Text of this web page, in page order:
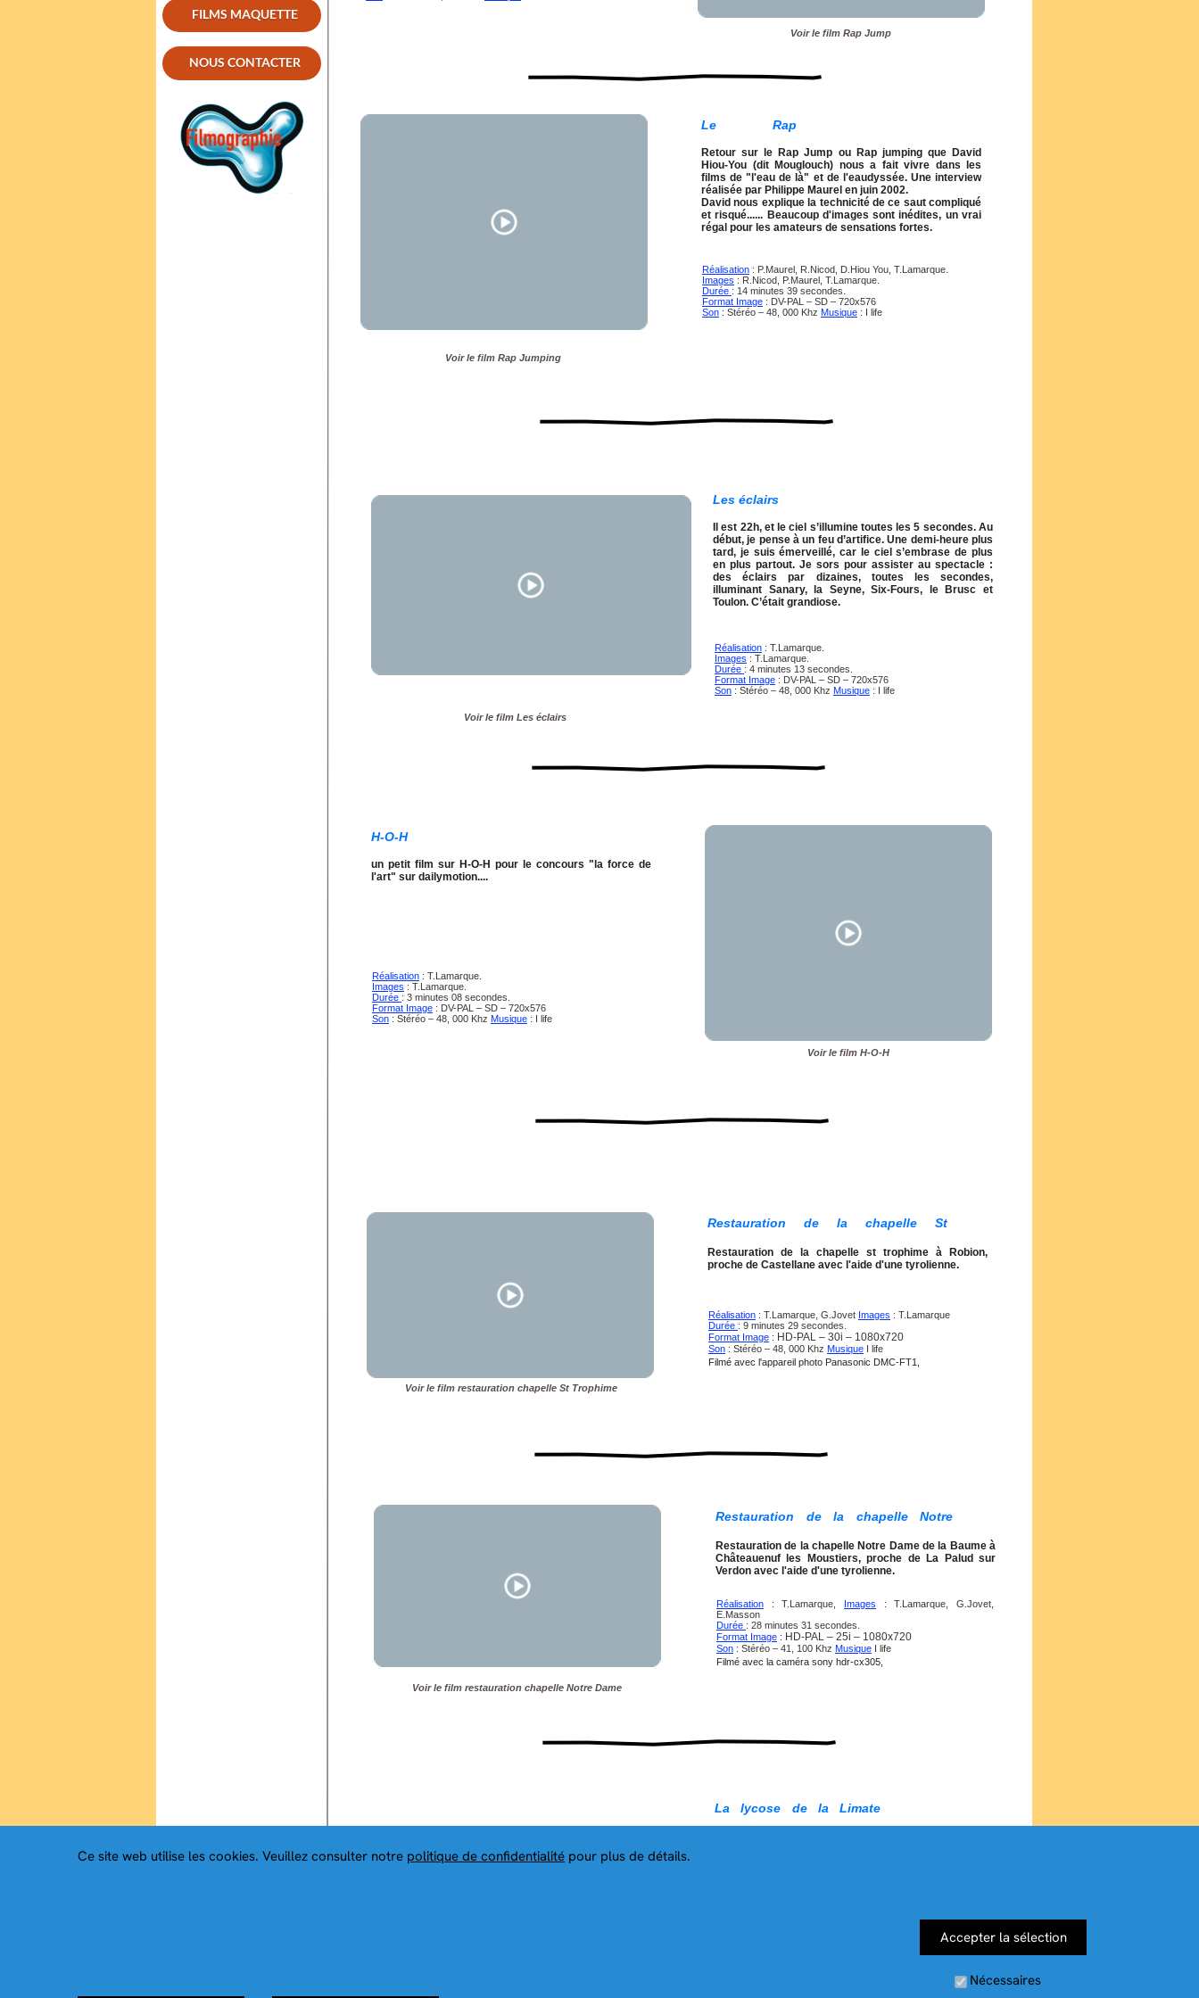
FILMS MAQUETTE
NOUS CONTACTER
Voir le film Rap Jump
Le Rap
Retour sur le Rap Jump ou Rap jumping que David
Hiou-You (dit Mouglouch) nous a fait vivre dans les
films de "l'eau de là" et de l'eaudyssée. Une interview
réalisée par Philippe Maurel en juin 2002.
David nous explique la technicité de ce saut compliqué
et risqué...... Beaucoup d'images sont inédites, un vrai
régal pour les amateurs de sensations fortes.
Réalisation : P.Maurel, R.Nicod, D.Hiou You, T.Lamarque.
Images : R.Nicod, P.Maurel, T.Lamarque.
Durée : 14 minutes 39 secondes.
Format Image : DV-PAL – SD – 720x576
Son : Stéréo – 48, 000 Khz Musique : I life
Voir le film Rap Jumping
Les éclairs
Il est 22h, et le ciel s’illumine toutes les 5 secondes. Au
début, je pense à un feu d’artifice. Une demi-heure plus
tard, je suis émerveillé, car le ciel s’embrase de plus
en plus partout. Je sors pour assister au spectacle :
des éclairs par dizaines, toutes les secondes,
illuminant Sanary, la Seyne, Six-Fours, le Brusc et
Toulon. C’était grandiose.
Réalisation : T.Lamarque.
Images : T.Lamarque.
Durée : 4 minutes 13 secondes.
Format Image : DV-PAL – SD – 720x576
Son : Stéréo – 48, 000 Khz Musique : I life
Voir le film Les éclairs
H-O-H
un petit film sur H-O-H pour le concours "la force de
l'art" sur dailymotion....
Réalisation : T.Lamarque.
Images : T.Lamarque.
Durée : 3 minutes 08 secondes.
Format Image : DV-PAL – SD – 720x576
Son : Stéréo – 48, 000 Khz Musique : I life
Voir le film H-O-H
Restauration de la chapelle St
Restauration de la chapelle st trophime à Robion,
proche de Castellane avec l'aide d'une tyrolienne.
Réalisation : T.Lamarque, G.Jovet Images : T.Lamarque
Durée : 9 minutes 29 secondes.
Format Image : HD-PAL – 30i – 1080x720
Son : Stéréo – 48, 000 Khz Musique I life
Filmé avec l'appareil photo Panasonic DMC-FT1,
Voir le film restauration chapelle St Trophime
Restauration de la chapelle Notre
Restauration de la chapelle Notre Dame de la Baume à
Châteauenuf les Moustiers, proche de La Palud sur
Verdon avec l'aide d'une tyrolienne.
Réalisation : T.Lamarque, Images : T.Lamarque, G.Jovet,
E.Masson
Durée : 28 minutes 31 secondes.
Format Image : HD-PAL – 25i – 1080x720
Son : Stéréo – 41, 100 Khz Musique I life
Filmé avec la caméra sony hdr-cx305,
Voir le film restauration chapelle Notre Dame
La lycose de la Limate
Ce site web utilise les cookies. Veuillez consulter notre politique de confidentialité pour plus de détails.
Accepter la sélection
Nécessaires